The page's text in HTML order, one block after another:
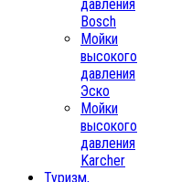
давления
Bosch
Мойки
высокого
давления
Эско
Мойки
высокого
давления
Karcher
Туризм,